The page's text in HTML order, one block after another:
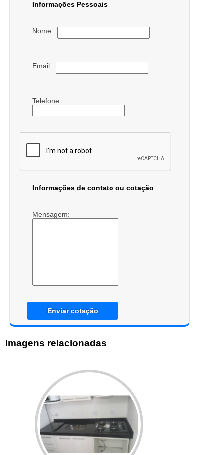
Informações Pessoais
Nome:
Email:
Telefone:
Informações de contato ou cotação
Mensagem:
Enviar cotação
Imagens relacionadas